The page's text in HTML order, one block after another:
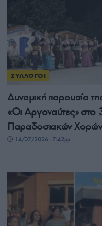
ΣΥΛΛΟΓΟΙ
Δυναμική παρουσία
«Οι Αργοναύτες» στο
Παραδοσιακών Χορών
14/07/2026 - 7:42μμ